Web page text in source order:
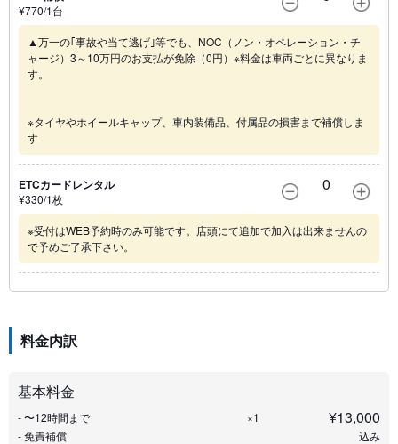
¥770/1台
▲万一の｢事故や当て逃げ｣等でも、NOC（ノン・オペレーション・チ
ャージ）3～10万円のお支払が免除（0円）※料金は車両ごとに異なりま
す。
※タイヤやホイールキャップ、車内装備品、付属品の損害まで補償しま
す
ETCカードレンタル
¥330/1枚
0
※受付はWEB予約時のみ可能です。店頭にて追加で加入は出来ませんの
で予めご了承下さい。
料金内訳
基本料金
- 〜12時間まで ×1 ¥13,000
- 免責補償 込み